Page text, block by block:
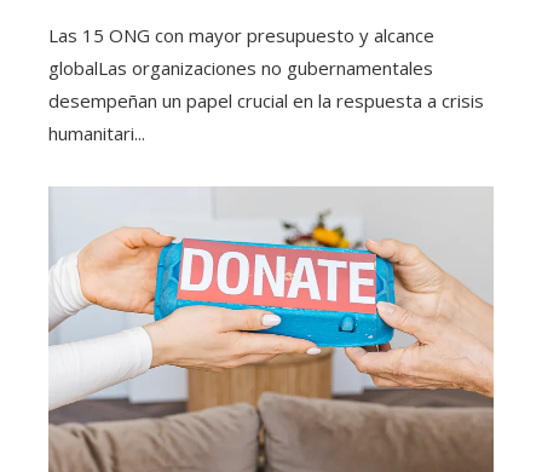
Las 15 ONG con mayor presupuesto y alcance
globalLas organizaciones no gubernamentales
desempeñan un papel crucial en la respuesta a crisis
humanitari...